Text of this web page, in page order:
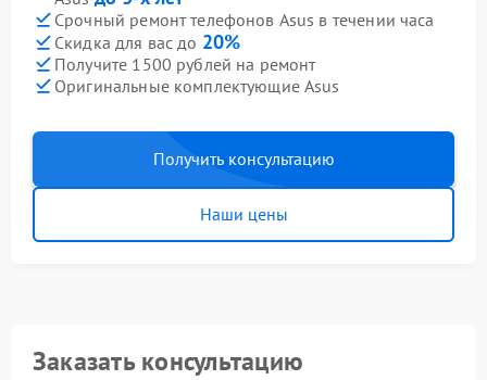
Срочный ремонт телефонов Asus в течении часа
Скидка для вас до 20%
Получите 1500 рублей на ремонт
Оригинальные комплектующие Asus
Получить консультацию
Наши цены
Заказать консультацию